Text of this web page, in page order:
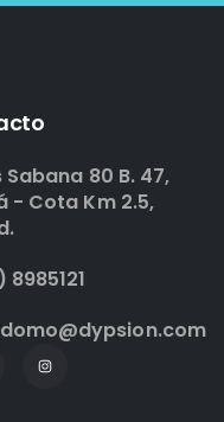
Sabana 80 B. 47,
- Cota Km 2.5,